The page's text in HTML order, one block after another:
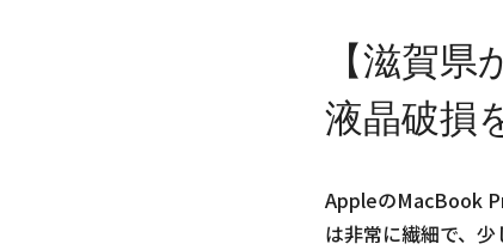
【滋賀
液晶破損
AppleのMacBook
は非常に繊細で、少